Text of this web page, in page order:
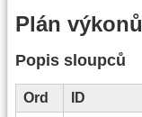
Plán
Popis sloupců
Ord ID